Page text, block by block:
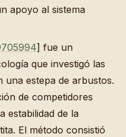
apoyo al sistema
] fue un
que investigó las
una estepa de arbustos.
de competidores
estabilidad de la
El método consistió